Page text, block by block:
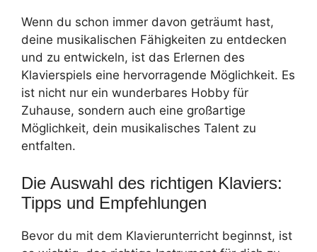
Wenn du schon immer davon geträumt hast,
deine musikalischen Fähigkeiten zu entdecken
und zu entwickeln, ist das Erlernen des
Klavierspiels eine hervorragende Möglichkeit. Es
ist nicht nur ein wunderbares Hobby für
Zuhause, sondern auch eine großartige
Möglichkeit, dein musikalisches Talent zu
entfalten.
Die Auswahl des richtigen Klaviers:
Tipps und Empfehlungen
Bevor du mit dem Klavierunterricht beginnst, ist